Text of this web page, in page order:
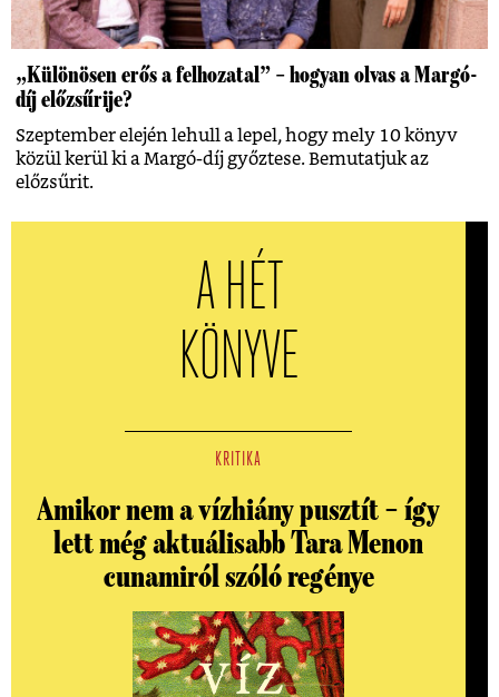
„Különösen erős a felhozatal” – hogyan olvas a Margó-
díj előzsűrije?
Szeptember elején lehull a lepel, hogy mely 10 könyv
közül kerül ki a Margó-díj győztese. Bemutatjuk az
előzsűrit.
A HÉT
KÖNYVE
KRITIKA
Amikor nem a vízhiány pusztít – így
lett még aktuálisabb Tara Menon
cunamiról szóló regénye